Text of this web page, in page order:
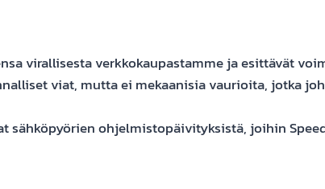
virallisesta verkkokaupastamme ja esittävät
viat, mutta ei mekaanisia vaurioita, jotka
sähköpyörien ohjelmistopäivityksistä, joihin